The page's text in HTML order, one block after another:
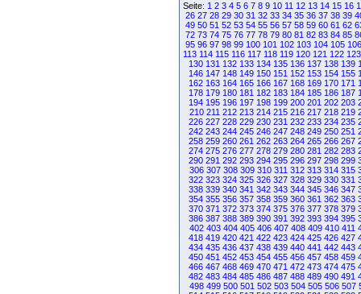
Seite: 1 2 3 4 5 6 7 8 9 10 11 12 13 14 15 16
26 27 28 29 30 31 32 33 34 35 36 37 38 39
49 50 51 52 53 54 55 56 57 58 59 60 61 62
72 73 74 75 76 77 78 79 80 81 82 83 84 85
95 96 97 98 99 100 101 102 103 104 105 106
113 114 115 116 117 118 119 120 121 122 123
130 131 132 133 134 135 136 137 138 139
146 147 148 149 150 151 152 153 154 155
162 163 164 165 166 167 168 169 170 171
178 179 180 181 182 183 184 185 186 187
194 195 196 197 198 199 200 201 202 203
210 211 212 213 214 215 216 217 218 219
226 227 228 229 230 231 232 233 234 235
242 243 244 245 246 247 248 249 250 251
258 259 260 261 262 263 264 265 266 267
274 275 276 277 278 279 280 281 282 283
290 291 292 293 294 295 296 297 298 299
306 307 308 309 310 311 312 313 314 315
322 323 324 325 326 327 328 329 330 331
338 339 340 341 342 343 344 345 346 347
354 355 356 357 358 359 360 361 362 363
370 371 372 373 374 375 376 377 378 379
386 387 388 389 390 391 392 393 394 395
402 403 404 405 406 407 408 409 410 411
418 419 420 421 422 423 424 425 426 427
434 435 436 437 438 439 440 441 442 443
450 451 452 453 454 455 456 457 458 459
466 467 468 469 470 471 472 473 474 475
482 483 484 485 486 487 488 489 490 491
498 499 500 501 502 503 504 505 506 507